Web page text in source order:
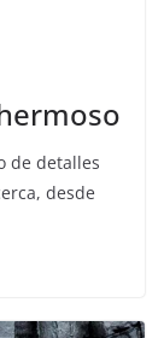
de detalles
desde